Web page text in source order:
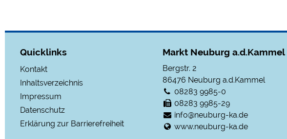
Quicklinks
Kontakt
Inhaltsverzeichnis
Impressum
Datenschutz
Erklärung zur Barrierefreiheit
Markt Neuburg a.d.Kammel
Bergstr. 2
86476 Neuburg a.d.Kammel
08283 9985-0
08283 9985-29
info@neuburg-ka.de
www.neuburg-ka.de